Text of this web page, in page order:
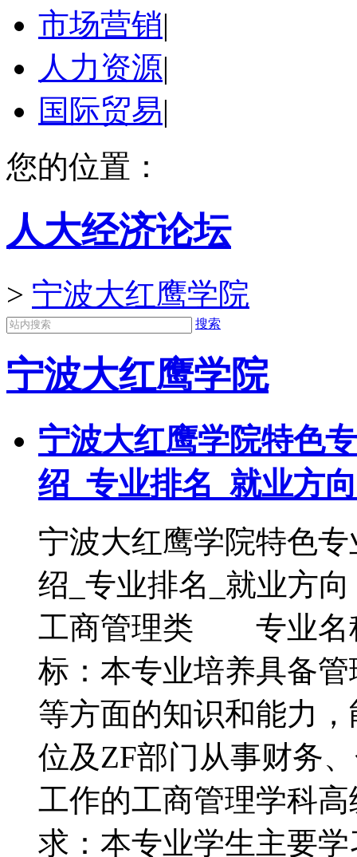
市场营销|
人力资源|
国际贸易|
您的位置：
人大经济论坛
> 宁波大红鹰学院
搜索
宁波大红鹰学院
宁波大红鹰学院特色
绍_专业排名_就业方向
宁波大红鹰学院特色
绍_专业排名_就业
工商管理类 专业名
标：本专业培养具备
等方面的知识和能力
位及ZF部门从事财务
工作的工商管理学科
求：本专业学生主要